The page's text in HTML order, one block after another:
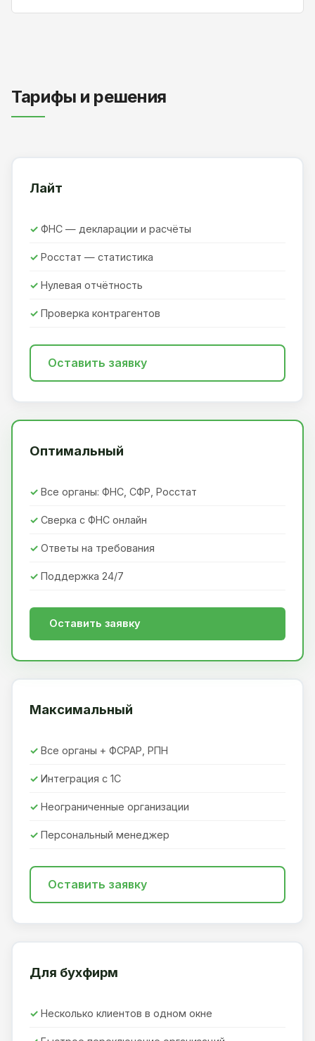
Тарифы и решения
Лайт
ФНС — декларации и расчёты
Росстат — статистика
Нулевая отчётность
Проверка контрагентов
Оставить заявку
Оптимальный
Все органы: ФНС, СФР, Росстат
Сверка с ФНС онлайн
Ответы на требования
Поддержка 24/7
Оставить заявку
Максимальный
Все органы + ФСРАР, РПН
Интеграция с 1С
Неограниченные организации
Персональный менеджер
Оставить заявку
Для бухфирм
Несколько клиентов в одном окне